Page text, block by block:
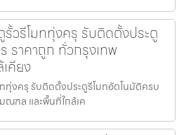
รั้วรีโมททุ่งครุ รับติดตั้งประตู
ราคาถูก ทั่วกรุงเทพ
คียง
ทุ่งครุ รับติดตั้งประตูรีโมทอัตโนมัติครบ
ณฑล และพื้นที่ใกล้เค